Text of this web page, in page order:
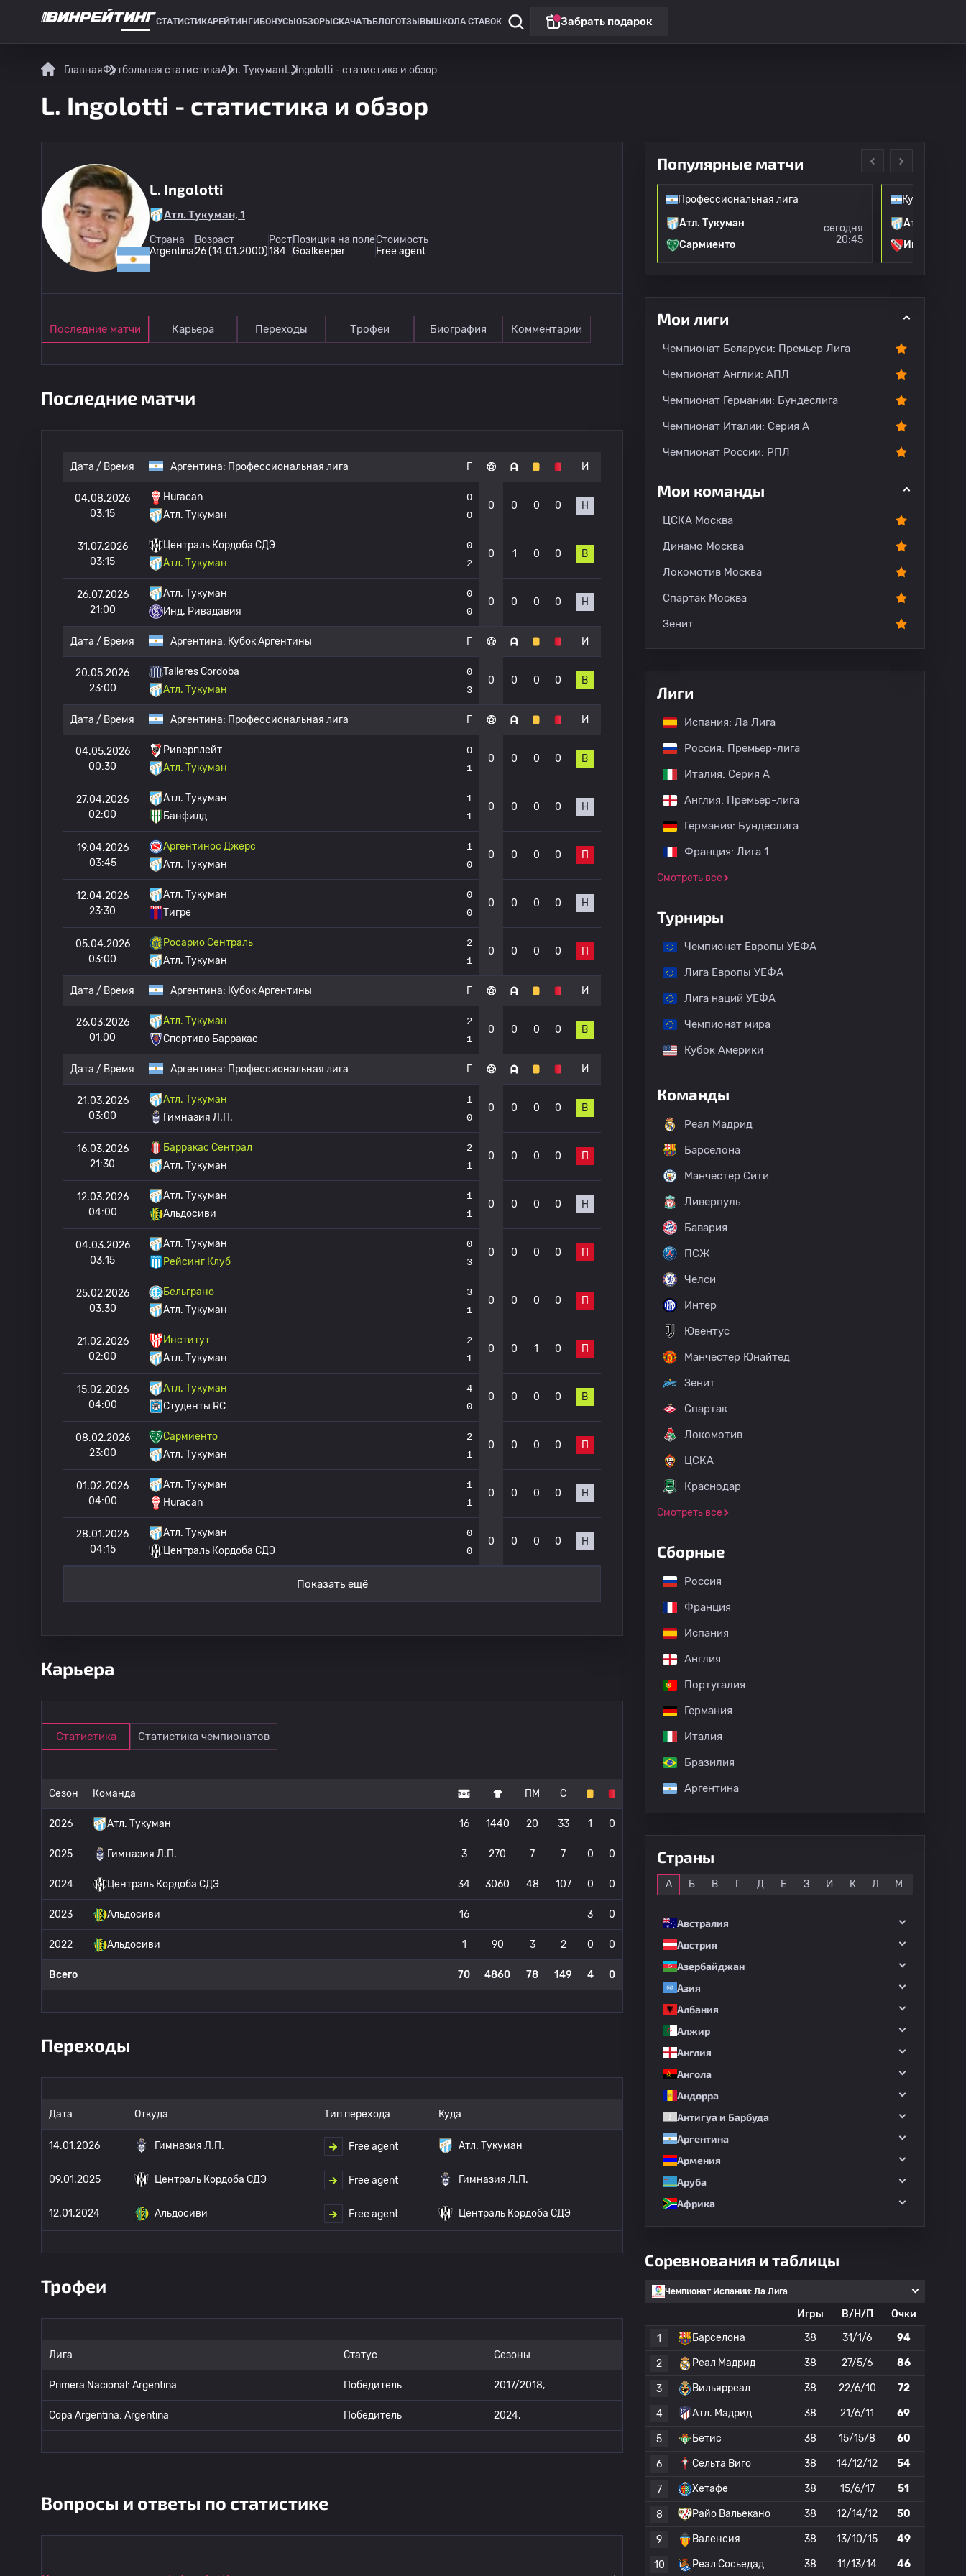
СТАТИСТИКАРЕЙТИНГИ БОНУСЫ ОБЗОРЫ СКАЧАТЬ БЛОГОТЗЫВЫ ШКОЛА СТАВОК Забрать подарок
ГлавнаяФутбольная статистикаАтл. ТукуманL. Ingolotti - статистика и обзор
L. Ingolotti - статистика и обзор
L. Ingolotti
Атл. Тукуман, 1
Страна
Argentina
Возраст
26 (14.01.2000)
Рост
184
Позиция на поле
Goalkeeper
Стоимость
Free agent
Последние матчи Карьера Переходы Трофеи Биография Комментарии
Последние матчи
Дата / Время Аргентина: Профессиональная лига Г И
04.08.2026
03:15
Huracan
Атл. Тукуман
0
0
0 0 0 0 Н
31.07.2026
03:15
Централь Кордоба СДЭ
Атл. Тукуман
0
2
0 1 0 0 В
26.07.2026
21:00
Атл. Тукуман
Инд. Ривадавия
0
0
0 0 0 0 Н
Дата / Время Аргентина: Кубок Аргентины Г И
20.05.2026
23:00
Talleres Cordoba
Атл. Тукуман
0
3
0 0 0 0 В
Дата / Время Аргентина: Профессиональная лига Г И
04.05.2026
00:30
Риверплейт
Атл. Тукуман
0
1
0 0 0 0 В
27.04.2026
02:00
Атл. Тукуман
Банфилд
1
1
0 0 0 0 Н
19.04.2026
03:45
Аргентинос Джерс
Атл. Тукуман
1
0
0 0 0 0 П
12.04.2026
23:30
Атл. Тукуман
Тигре
0
0
0 0 0 0 Н
05.04.2026
03:00
Росарио Сентраль
Атл. Тукуман
2
1
0 0 0 0 П
Дата / Время Аргентина: Кубок Аргентины Г И
26.03.2026
01:00
Атл. Тукуман
Спортиво Барракас
2
1
0 0 0 0 В
Дата / Время Аргентина: Профессиональная лига Г И
21.03.2026
03:00
Атл. Тукуман
Гимназия Л.П.
1
0
0 0 0 0 В
16.03.2026
21:30
Барракас Сентрал
Атл. Тукуман
2
1
0 0 0 0 П
12.03.2026
04:00
Атл. Тукуман
Альдосиви
1
1
0 0 0 0 Н
04.03.2026
03:15
Атл. Тукуман
Рейсинг Клуб
0
3
0 0 0 0 П
25.02.2026
03:30
Бельграно
Атл. Тукуман
3
1
0 0 0 0 П
21.02.2026
02:00
Институт
Атл. Тукуман
2
1
0 0 1 0 П
15.02.2026
04:00
Атл. Тукуман
Студенты RC
4
0
0 0 0 0 В
08.02.2026
23:00
Сармиенто
Атл. Тукуман
2
1
0 0 0 0 П
01.02.2026
04:00
Атл. Тукуман
Huracan
1
1
0 0 0 0 Н
28.01.2026
04:15
Атл. Тукуман
Централь Кордоба СДЭ
0
0
0 0 0 0 Н
Показать ещё
Карьера
Статистика Статистика чемпионатов
Сезон Команда ПМ С
2026 Атл. Тукуман 16 1440 20 33 1 0
2025 Гимназия Л.П. 3 270 7 7 0 0
2024 Централь Кордоба СДЭ 34 3060 48 107 0 0
2023 Альдосиви 16 3 0
2022 Альдосиви 1 90 3 2 0 0
Всего 70 4860 78 149 4 0
Переходы
Дата Откуда Тип перехода Куда
14.01.2026 Гимназия Л.П. Free agent Атл. Тукуман
09.01.2025 Централь Кордоба СДЭ Free agent Гимназия Л.П.
12.01.2024 Альдосиви Free agent Централь Кордоба СДЭ
Трофеи
Лига Статус Сезоны
Primera Nacional: Argentina Победитель 2017/2018,
Copa Argentina: Argentina Победитель 2024,
Вопросы и ответы по статистике
Популярные матчи
Профессиональная лига
Атл. Тукуман
Сармиенто
сегодня
20:45
Кубок
Атл.
Мои лиги
Чемпионат Беларуси: Премьер Лига
Чемпионат Англии: АПЛ
Чемпионат Германии: Бундеслига
Чемпионат Италии: Серия А
Чемпионат России: РПЛ
Мои команды
ЦСКА Москва
Динамо Москва
Локомотив Москва
Спартак Москва
Зенит
Лиги
Испания: Ла Лига
Россия: Премьер-лига
Италия: Серия А
Англия: Премьер-лига
Германия: Бундеслига
Франция: Лига 1
Смотреть все
Турниры
Чемпионат Европы УЕФА
Лига Европы УЕФА
Лига наций УЕФА
Чемпионат мира
Кубок Америки
Команды
Реал Мадрид
Барселона
Манчестер Сити
Ливерпуль
Бавария
ПСЖ
Челси
Интер
Ювентус
Манчестер Юнайтед
Зенит
Спартак
Локомотив
ЦСКА
Краснодар
Смотреть все
Сборные
Россия
Франция
Испания
Англия
Португалия
Германия
Италия
Бразилия
Аргентина
Страны
А Б В Г Д Е З И К Л М
Австралия
Австрия
Азербайджан
Азия
Албания
Алжир
Англия
Ангола
Андорра
Антигуа и Барбуда
Аргентина
Армения
Аруба
Африка
Соревнования и таблицы
Чемпионат Испании: Ла Лига
Игры В/Н/П
Очки
1
Барселона 38 31/1/6 94
2 Реал Мадрид 38 27/5/6 86
3 Вильярреал 38 22/6/10 72
4 Атл. Мадрид 38 21/6/11 69
5 Бетис 38 15/15/8 60
6 Сельта Виго 38 14/12/12 54
7 Хетафе 38 15/6/17 51
8 Райо Вальекано 38 12/14/12 50
9 Валенсия 38 13/10/15 49
10 Реал Сосьедад 38 11/13/14 46